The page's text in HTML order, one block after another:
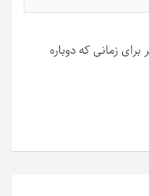
زمانی که دوباره